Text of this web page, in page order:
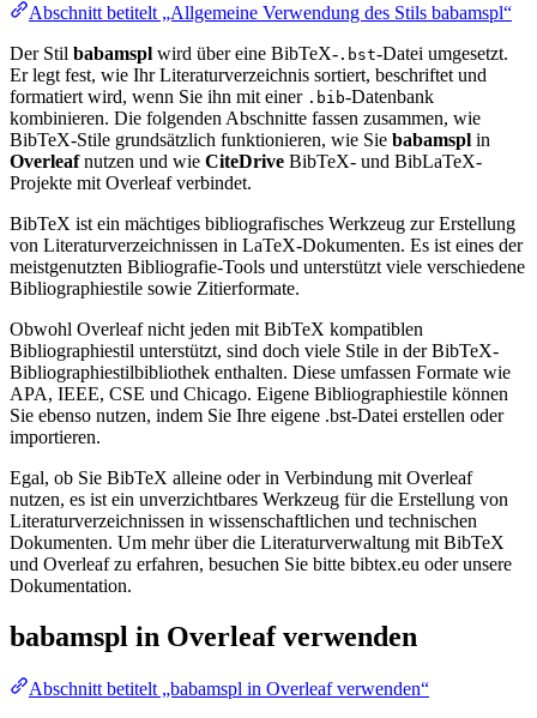
Abschnitt betitelt „Allgemeine Verwendung des Stils babamspl“
Der Stil babamspl wird über eine BibTeX- .bst-Datei umgesetzt.
Er legt fest, wie Ihr Literaturverzeichnis sortiert, beschriftet und
formatiert wird, wenn Sie ihn mit einer .bib-Datenbank
kombinieren. Die folgenden Abschnitte fassen zusammen, wie
BibTeX-Stile grundsätzlich funktionieren, wie Sie babamspl in
Overleafnutzen und wie CiteDrive BibTeX- und BibLaTeX-
Projekte mit Overleaf verbindet.
BibTeX ist ein mächtiges bibliografisches Werkzeug zur Erstellung
von Literaturverzeichnissen in LaTeX-Dokumenten. Es ist eines der
meistgenutzten Bibliografie-Tools und unterstützt viele verschiedene
Bibliographiestile sowie Zitierformate.
Obwohl Overleaf nicht jeden mit BibTeX kompatiblen
Bibliographiestil unterstützt, sind doch viele Stile in der BibTeX-
Bibliographiestilbibliothek enthalten. Diese umfassen Formate wie
APA, IEEE, CSE und Chicago. Eigene Bibliographiestile können
Sie ebenso nutzen, indem Sie Ihre eigene .bst-Datei erstellen oder
importieren.
Egal, ob Sie BibTeX alleine oder in Verbindung mit Overleaf
nutzen, es ist ein unverzichtbares Werkzeug für die Erstellung von
Literaturverzeichnissen in wissenschaftlichen und technischen
Dokumenten. Um mehr über die Literaturverwaltung mit BibTeX
und Overleaf zu erfahren, besuchen Sie bitte bibtex.eu oder unsere
Dokumentation.
babamspl in Overleaf verwenden
Abschnitt betitelt „babamspl in Overleaf verwenden“